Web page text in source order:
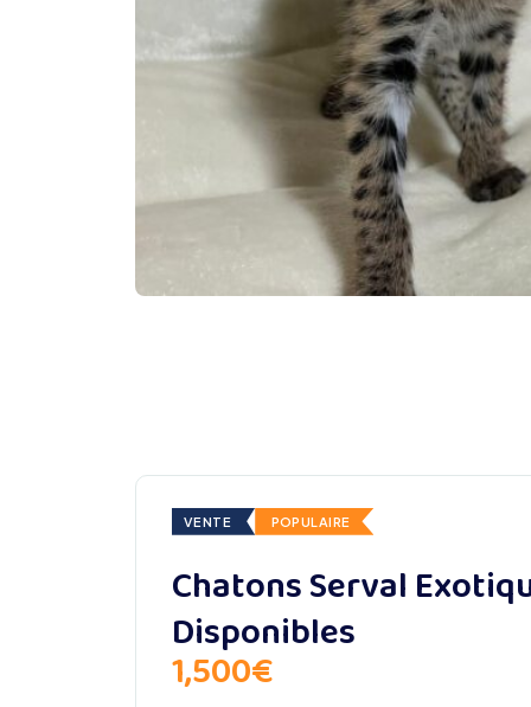
VENTE POPULAIRE
Chatons Serval
Disponibles
1,500€